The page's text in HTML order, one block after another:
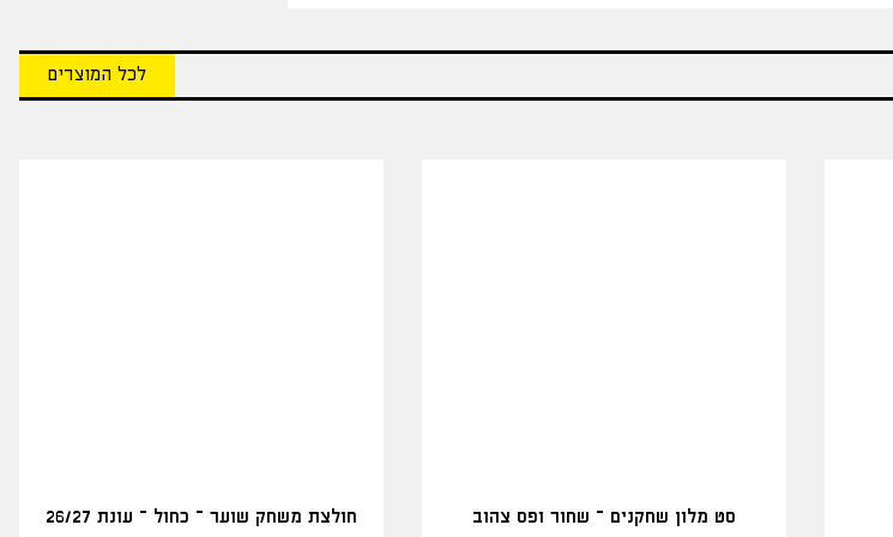
לכל המוצרים
סט מלון שחקנים – שחור ופס צהוב חולצת משחק שוער – כחול – עונת 26/27